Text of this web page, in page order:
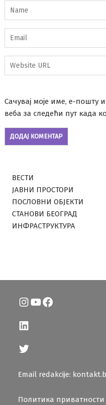
Сачувај моје име, е-пошту
веба за следећи пут када
ВЕСТИ
ЈАВНИ ПРОСТОРИ
ПОСЛОВНИ ОБЈЕКТИ
СТАНОВИ БЕОГРАД
ИНФРАСТРУКТУРА
Instagram
YouTube
Facebook
LinkedIn
Twitter
Email redakcije:
Политика приватности